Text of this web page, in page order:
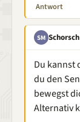
Antwort
SM
Du kannst
du den
bewegst
Alternativ